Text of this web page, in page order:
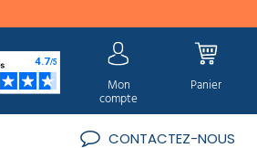
Mon
compte
Panier
CONTACTEZ-NOUS